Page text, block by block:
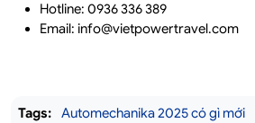
Hotline: 0936 336 389
Email: info@vietpowertravel.com
Tags: Automechanika 2025 có gì mới